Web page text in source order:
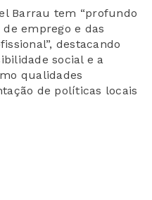
Barrau tem “profundo
emprego e das
destacando
social e a
qualidades
de políticas locais